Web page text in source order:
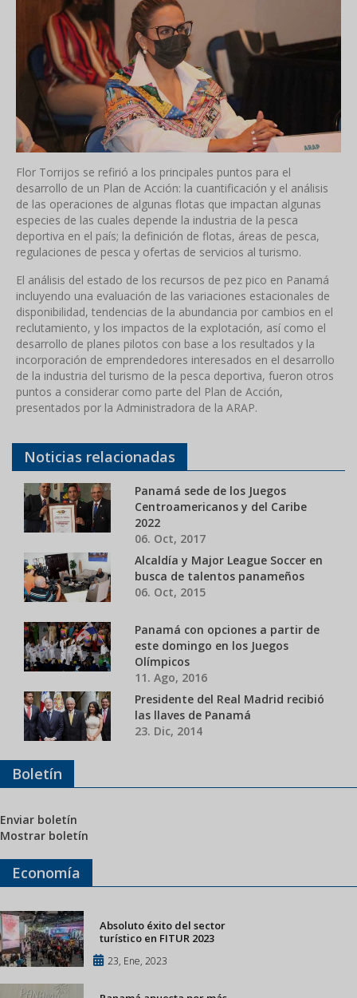
Flor Torrijos se refirió a los principales puntos para el
desarrollo de un Plan de Acción: la cuantificación y el análisis
de las operaciones de algunas flotas que impactan algunas
especies de las cuales depende la industria de la pesca
deportiva en el país; la definición de flotas, áreas de pesca,
regulaciones de pesca y ofertas de servicios al turismo.
El análisis del estado de los recursos de pez pico en Panamá
incluyendo una evaluación de las variaciones estacionales de
disponibilidad, tendencias de la abundancia por cambios en el
reclutamiento, y los impactos de la explotación, así como el
desarrollo de planes pilotos con base a los resultados y la
incorporación de emprendedores interesados en el desarrollo
de la industria del turismo de la pesca deportiva, fueron otros
puntos a considerar como parte del Plan de Acción,
presentados por la Administradora de la ARAP.
Noticias relacionadas
Panamá sede de los Juegos
Centroamericanos y del Caribe
2022
06. Oct, 2017
Alcaldía y Major League Soccer en
busca de talentos panameños
06. Oct, 2015
Panamá con opciones a partir de
este domingo en los Juegos
Olímpicos
11. Ago, 2016
Presidente del Real Madrid recibió
las llaves de Panamá
23. Dic, 2014
Boletín
Enviar boletín
Mostrar boletín
Economía
Absoluto éxito del sector
turístico en FITUR 2023
23, Ene, 2023